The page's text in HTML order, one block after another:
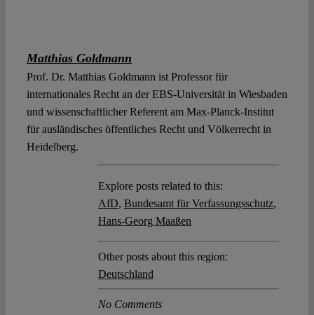
Matthias Goldmann
Prof. Dr. Matthias Goldmann ist Professor für
internationales Recht an der EBS-Universität in Wiesbaden
und wissenschaftlicher Referent am Max-Planck-Institut
für ausländisches öffentliches Recht und Völkerrecht in
Heidelberg.
Explore posts related to this:
AfD, Bundesamt für Verfassungsschutz,
Hans-Georg Maaßen
Other posts about this region:
Deutschland
No Comments